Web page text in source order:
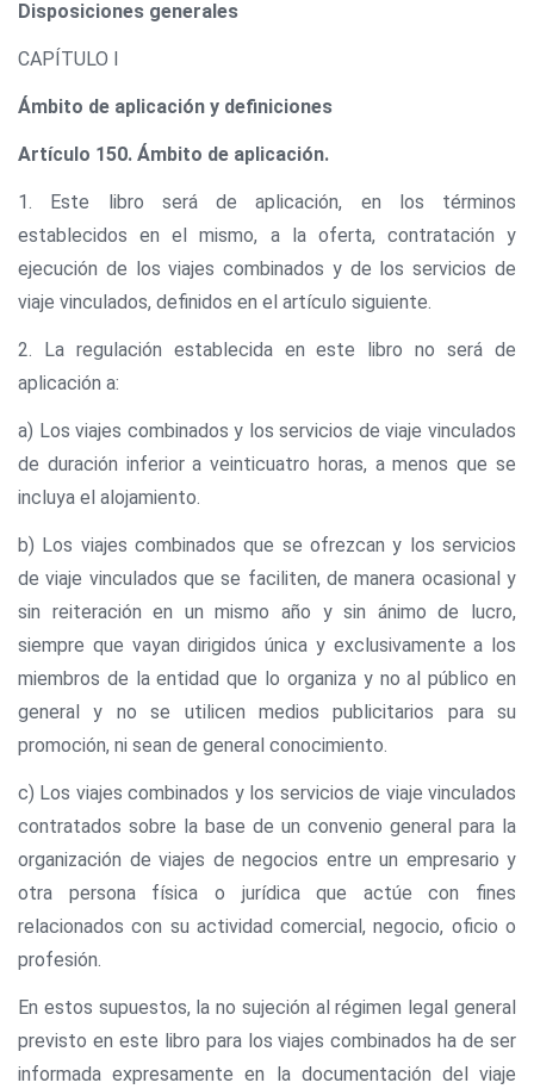
Disposiciones generales
CAPÍTULO I
Ámbito de aplicación y definiciones
Artículo 150. Ámbito de aplicación.
1. Este libro será de aplicación, en los términos
establecidos en el mismo, a la oferta, contratación y
ejecución de los viajes combinados y de los servicios de
viaje vinculados, definidos en el artículo siguiente.
2. La regulación establecida en este libro no será de
aplicación a:
a) Los viajes combinados y los servicios de viaje vinculados
de duración inferior a veinticuatro horas, a menos que se
incluya el alojamiento.
b) Los viajes combinados que se ofrezcan y los servicios
de viaje vinculados que se faciliten, de manera ocasional y
sin reiteración en un mismo año y sin ánimo de lucro,
siempre que vayan dirigidos única y exclusivamente a los
miembros de la entidad que lo organiza y no al público en
general y no se utilicen medios publicitarios para su
promoción, ni sean de general conocimiento.
c) Los viajes combinados y los servicios de viaje vinculados
contratados sobre la base de un convenio general para la
organización de viajes de negocios entre un empresario y
otra persona física o jurídica que actúe con fines
relacionados con su actividad comercial, negocio, oficio o
profesión.
En estos supuestos, la no sujeción al régimen legal general
previsto en este libro para los viajes combinados ha de ser
informada expresamente en la documentación del viaje